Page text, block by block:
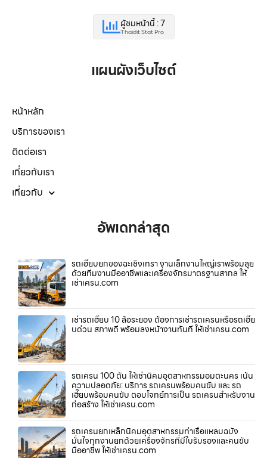
ผู้ชมหน้านี้ : 7
Thaidit Stat Pro
แผนผังเว็บไซต์
หน้าหลัก
บริการของเรา
ติดต่อเรา
เกี่ยวกับเรา
เกี่ยวกับ
อัพเดทล่าสุด
รถเฮี๊ยบยกของฉะเชิงเทรา งานเล็กงานใหญ่เราพร้อมลุย
ด้วยทีมงานมืออาชีพและเครื่องจักรมาตรฐานสากล ให้
เช่าเครน.com
เช่ารถเฮี๊ยบ 10 ล้อระยอง ต้องการเช่ารถเครนหรือรถเฮี๊ย
บด่วน สภาพดี พร้อมลงหน้างานทันที ให้เช่าเครน.com
รถเครน 100 ตัน ให้เช่านิคมอุตสาหกรรมอมตะนคร เน้น
ความปลอดภัย: บริการ รถเครนพร้อมคนขับ และ รถ
เฮี๊ยบพร้อมคนขับ ตอบโจทย์การเป็น รถเครนสำหรับงาน
ก่อสร้าง ให้เช่าเครน.com
รถเครนยกเหล็กนิคมอุตสาหกรรมท่าเรือแหลมฉบัง
มั่นใจทุกงานยกด้วยเครื่องจักรที่มีใบรับรองและคนขับ
มืออาชีพ ให้เช่าเครน.com